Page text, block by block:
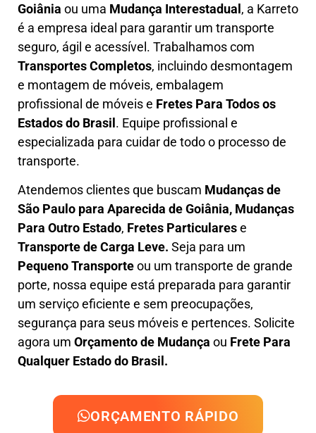
Goiânia ou uma Mudança Interestadual, a Karreto
é a empresa ideal para garantir um transporte
seguro, ágil e acessível. Trabalhamos com
Transportes Completos, incluindodesmontagem
e montagem de móveis, embalagem
profissional de móveis e Fretes Para Todos os
Estados do Brasil. Equipe profissional e
especializada para cuidar de todo o processo de
transporte.
Atendemos clientes que buscam Mudançasde
São Paulo para Aparecida de Goiânia, Mudanças
Para Outro Estado, Fretes Particularese
Transportede Carga Leve. Seja para um
Pequeno Transporteou um transporte de grande
porte, nossa equipe está preparada para garantir
um serviço eficiente e sem preocupações,
segurança para seus móveis e pertences. Solicite
agora um Orçamento de Mudança ou Frete Para
Qualquer Estado do Brasil.
ORÇAMENTO RÁPIDO